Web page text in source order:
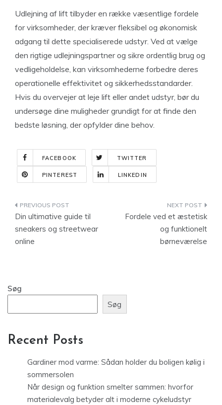
Udlejning af lift tilbyder en række væsentlige fordele
for virksomheder, der kræver fleksibel og økonomisk
adgang til dette specialiserede udstyr. Ved at vælge
den rigtige udlejningspartner og sikre ordentlig brug og
vedligeholdelse, kan virksomhederne forbedre deres
operationelle effektivitet og sikkerhedsstandarder.
Hvis du overvejer at leje lift eller andet udstyr, bør du
undersøge dine muligheder grundigt for at finde den
bedste løsning, der opfylder dine behov.
FACEBOOK TWITTER
PINTEREST LINKEDIN
Indlægsnavigation
Din ultimative guide til
sneakers og streetwear
online
Fordele ved et æstetisk
og funktionelt
børneværelse
Søg
Søg
Recent Posts
Gardiner mod varme: Sådan holder du boligen kølig i
sommersolen
Når design og funktion smelter sammen: hvorfor
materialevalg betyder alt i moderne cykeludstyr